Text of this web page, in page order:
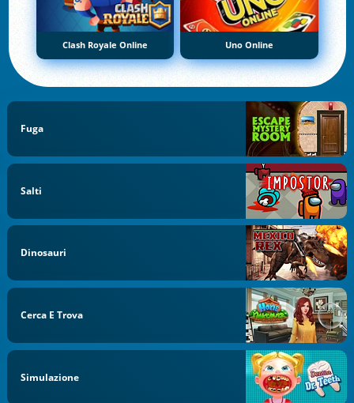
Clash Royale Online Uno Online
Fuga
Salti
Dinosauri
Cerca E Trova
Simulazione